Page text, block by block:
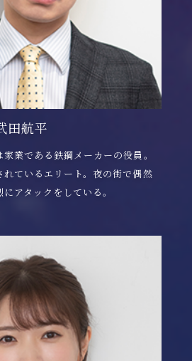
田航平
業である鉄鋼メーカーの役員。
ているエリート。夜の街で偶然
アタックをしている。